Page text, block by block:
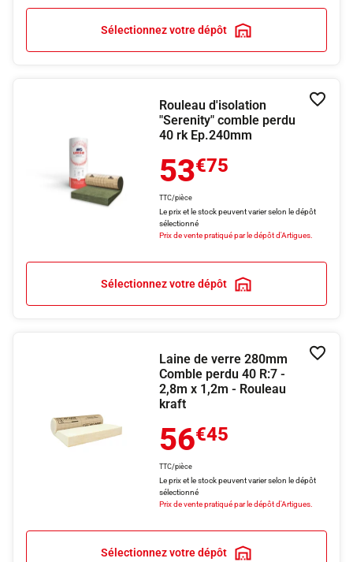
Sélectionnez votre dépôt
Rouleau d'isolation
"Serenity" comble perdu
40 rk Ep.240mm
53€75
TTC/pièce
Le prix et le stock peuvent varier selon le dépôt
sélectionné
Prix de vente pratiqué par le dépôt d'Artigues.
Sélectionnez votre dépôt
Laine de verre 280mm
Comble perdu 40 R:7 -
2,8m x 1,2m - Rouleau
kraft
56€45
TTC/pièce
Le prix et le stock peuvent varier selon le dépôt
sélectionné
Prix de vente pratiqué par le dépôt d'Artigues.
Sélectionnez votre dépôt